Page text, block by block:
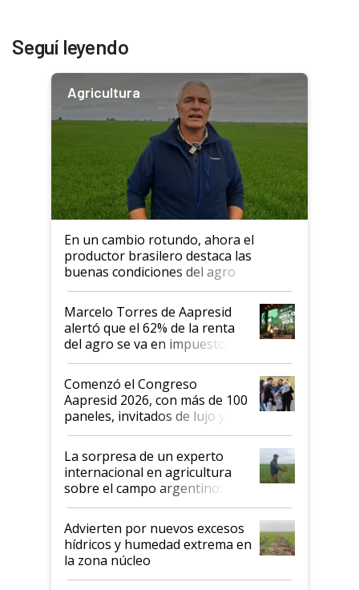
Seguí leyendo
Agricultura
En un cambio rotundo, ahora el
productor brasilero destaca las
buenas condiciones del agro
argentino para invertir: "Los veo
más motivados"
Marcelo Torres de Aapresid
alertó que el 62% de la renta
del agro se va en impuestos:
"No es bueno que en
Argentina se sigan discutiendo
las mismas cosas de hace 50
años"
Comenzó el Congreso
Aapresid 2026, con más de 100
paneles, invitados de lujo y
todas las tendencias
La sorpresa de un experto
internacional en agricultura
sobre el campo argentino:
"Estoy muy impresionado"
Advierten por nuevos excesos
hídricos y humedad extrema en
la zona núcleo